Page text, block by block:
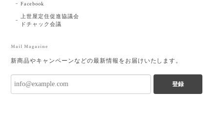
Facebook
上世屋定住促進協議会
ドチャック会議
Mail Magazine
新商品やキャンペーンなどの最新情報をお届けいたします。
登録